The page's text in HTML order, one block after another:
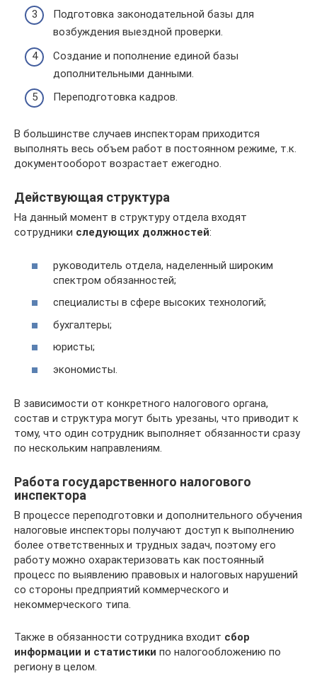
Подготовка законодательной базы для
возбуждения выездной проверки.
Создание и пополнение единой базы
дополнительными данными.
Переподготовка кадров.
В большинстве случаев инспекторам приходится
выполнять весь объем работ в постоянном режиме, т.к.
документооборот возрастает ежегодно.
Действующая структура
На данный момент в структуру отдела входят
сотрудники следующих должностей:
руководитель отдела, наделенный широким
спектром обязанностей;
специалисты в сфере высоких технологий;
бухгалтеры;
юристы;
экономисты.
В зависимости от конкретного налогового органа,
состав и структура могут быть урезаны, что приводит к
тому, что один сотрудник выполняет обязанности сразу
по нескольким направлениям.
Работа государственного налогового
инспектора
В процессе переподготовки и дополнительного обучения
налоговые инспекторы получают доступ к выполнению
более ответственных и трудных задач, поэтому его
работу можно охарактеризовать как постоянный
процесс по выявлению правовых и налоговых нарушений
со стороны предприятий коммерческого и
некоммерческого типа.
Также в обязанности сотрудника входит сбор
информации и статистики по налогообложению по
региону в целом.